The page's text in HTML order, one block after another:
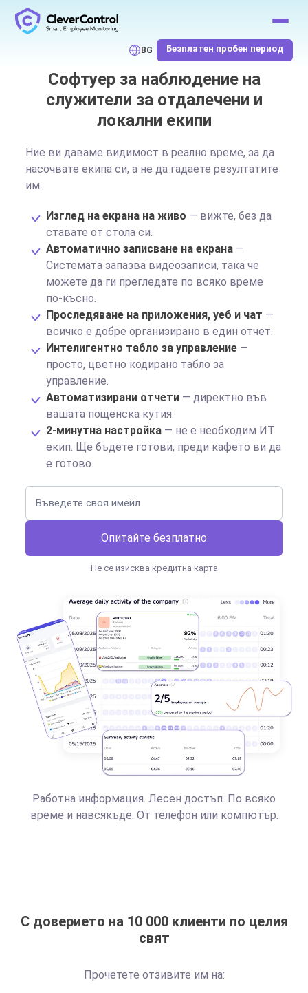
BG Безплатен пробен период
Софтуер за наблюдение на
служители за отдалечени и
локални екипи
Ние ви даваме видимост в реално време, за да
насочвате екипа си, а не да гадаете резултатите
им.
Изглед на екрана на живо — вижте, без да
ставате от стола си.
Автоматично записване на екрана —
Системата запазва видеозаписи, така че
можете да ги прегледате по всяко време
по-късно.
Проследяване на приложения, уеб и чат —
всичко е добре организирано в един отчет.
Интелигентно табло за управление —
просто, цветно кодирано табло за
управление.
Автоматизирани отчети — директно във
вашата пощенска кутия.
2-минутна настройка — не е необходим ИТ
екип. Ще бъдете готови, преди кафето ви да
е готово.
Опитайте безплатно
Не се изисква кредитна карта
Работна информация. Лесен достъп. По всяко
време и навсякъде. От телефон или компютър.
С доверието на 10 000 клиенти по целия
свят
Прочетете отзивите им на: